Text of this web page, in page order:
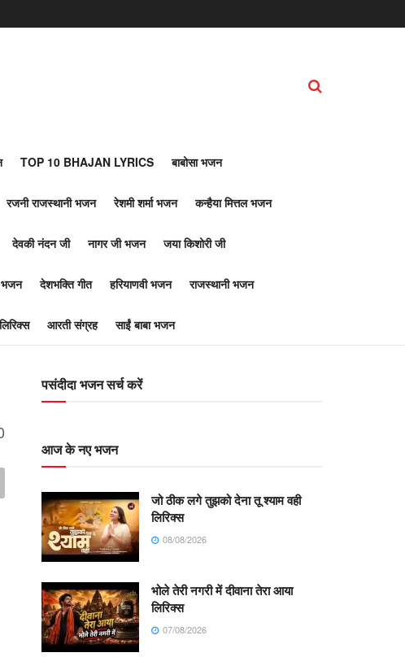
TOP 10 BHAJAN LYRICS बाबोसा भजन
रजनी राजस्थानी भजन रेशमी शर्मा भजन कन्हैया मित्तल भजन
देवकी नंदन जी नागर जी भजन जया किशोरी जी
देशभक्ति गीत हरियाणवी भजन राजस्थानी भजन
आरती संग्रह साईं बाबा भजन
पसंदीदा भजन सर्च करें
आज के नए भजन
जो ठीक लगे तुझको देना तू श्याम वही
लिरिक्स
08/08/2026
भोले तेरी नगरी में दीवाना तेरा आया
लिरिक्स
07/08/2026